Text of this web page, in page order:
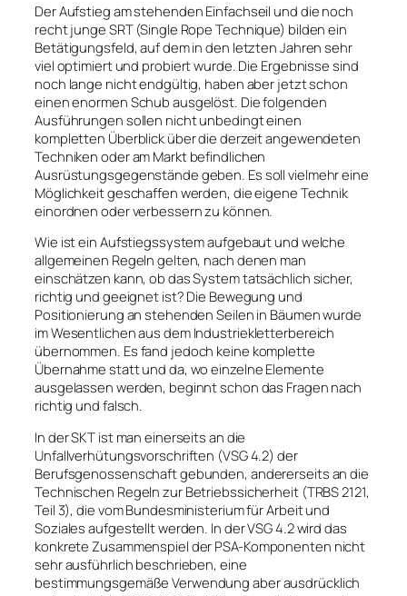
Der Aufstieg am stehenden Einfachseil und die noch
recht junge SRT (Single Rope Technique) bilden ein
Betätigungsfeld, auf dem in den letzten Jahren sehr
viel optimiert und probiert wurde. Die Ergebnisse sind
noch lange nicht endgültig, haben aber jetzt schon
einen enormen Schub ausgelöst. Die folgenden
Ausführungen sollen nicht unbedingt einen
kompletten Überblick über die derzeit angewendeten
Techniken oder am Markt befindlichen
Ausrüstungsgegenstände geben. Es soll vielmehr eine
Möglichkeit geschaffen werden, die eigene Technik
einordnen oder verbessern zu können.
Wie ist ein Aufstiegssystem aufgebaut und welche
allgemeinen Regeln gelten, nach denen man
einschätzen kann, ob das System tatsächlich sicher,
richtig und geeignet ist? Die Bewegung und
Positionierung an stehenden Seilen in Bäumen wurde
im Wesentlichen aus dem Industriekletterbereich
übernommen. Es fand jedoch keine komplette
Übernahme statt und da, wo einzelne Elemente
ausgelassen werden, beginnt schon das Fragen nach
richtig und falsch.
In der SKT ist man einerseits an die
Unfallverhütungsvorschriften (VSG 4.2) der
Berufsgenossenschaft gebunden, andererseits an die
Technischen Regeln zur Betriebssicherheit (TRBS 2121,
Teil 3), die vom Bundesministerium für Arbeit und
Soziales aufgestellt werden. In der VSG 4.2 wird das
konkrete Zusammenspiel der PSA-Komponenten nicht
sehr ausführlich beschrieben, eine
bestimmungsgemäße Verwendung aber ausdrücklich